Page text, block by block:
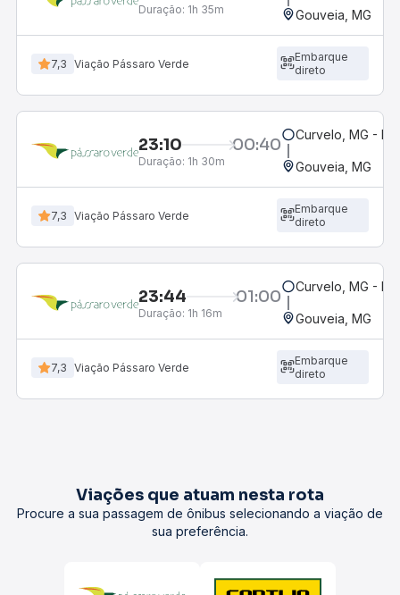
Duração: 1h 35m Gouveia, MG
7,3 Viação Pássaro Verde
Embarque
direto
23:10 00:40
Duração: 1h 30m
Curvelo, MG -
Gouveia, MG
7,3 Viação Pássaro Verde
Embarque
direto
23:44 01:00
Duração: 1h 16m
Curvelo, MG -
Gouveia, MG
7,3 Viação Pássaro Verde
Embarque
direto
Viações que atuam nesta rota
Procure a sua passagem de ônibus selecionando a viação de
sua preferência.